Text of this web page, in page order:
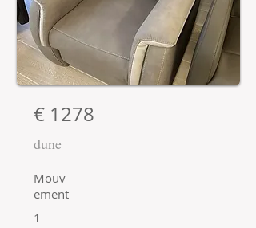
€ 1278
dune
Mouv
ement
1